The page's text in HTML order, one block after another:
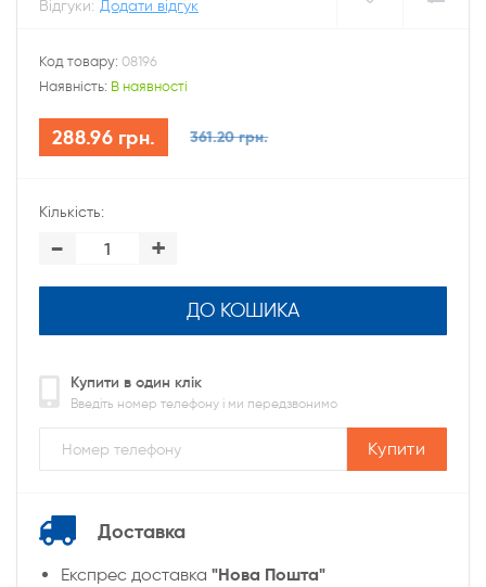
Відгуки: Додати відгук
Код товару: 08196
Наявність: В наявності
288.96 грн. 361.20 грн.
Кількість:
- +
ДО КОШИКА
Купити в один клік
Введіть номер телефону і ми передзвонимо
Купити
Доставка
Експрес доставка "Нова Пошта"